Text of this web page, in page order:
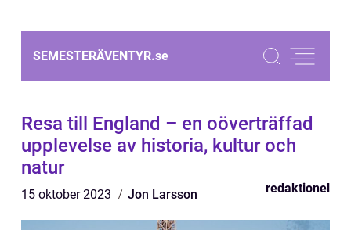
SEMESTERÄVENTYR.se
Resa till England – en oöverträffad
upplevelse av historia, kultur och
natur
15 oktober 2023 Jon Larsson redaktionel